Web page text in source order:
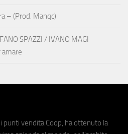
– (Prod. Manqc)
SPAZZI / IVANO MAGI
amare
punti vendita Coop, ha ottenuto la